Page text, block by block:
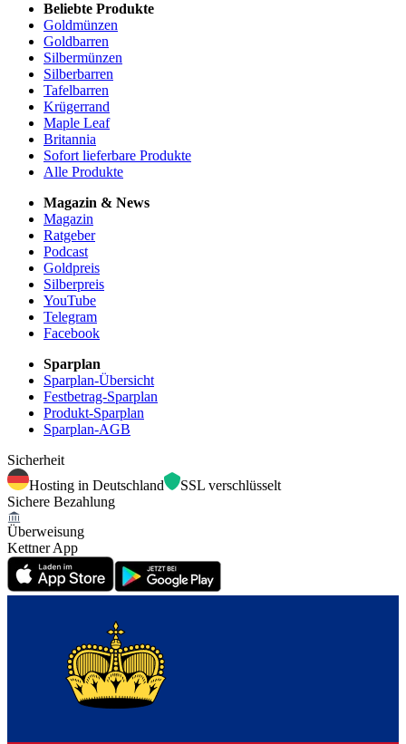
Beliebte Produkte
Goldmünzen
Goldbarren
Silbermünzen
Silberbarren
Tafelbarren
Krügerrand
Maple Leaf
Britannia
Sofort lieferbare Produkte
Alle Produkte
Magazin & News
Magazin
Ratgeber
Podcast
Goldpreis
Silberpreis
YouTube
Telegram
Facebook
Sparplan
Sparplan-Übersicht
Festbetrag-Sparplan
Produkt-Sparplan
Sparplan-AGB
Sicherheit
Hosting in Deutschland
SSL verschlüsselt
Sichere Bezahlung
Überweisung
Kettner App